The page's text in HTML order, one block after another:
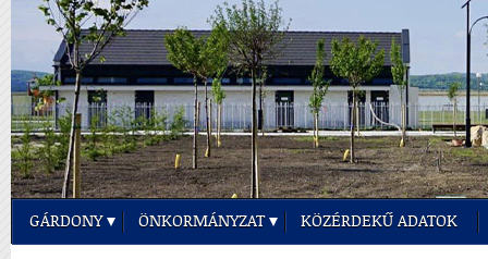
GÁRDONY ÖNKORMÁNYZAT KÖZÉRDEKŰ ADATOK